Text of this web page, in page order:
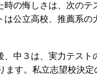
時の悔しさは、次のテ
は公立高校、推薦系
、中３は、実力テス
ます。私立志望校決